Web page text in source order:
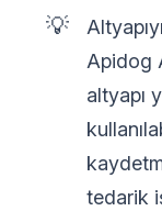
💡
Apidog
altyapı
tedarik